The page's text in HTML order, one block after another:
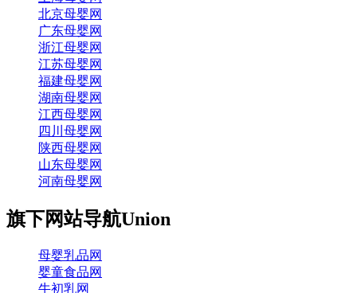
北京母婴网
广东母婴网
浙江母婴网
江苏母婴网
福建母婴网
湖南母婴网
江西母婴网
四川母婴网
陕西母婴网
山东母婴网
河南母婴网
旗下网站导航Union
母婴乳品网
婴童食品网
牛初乳网